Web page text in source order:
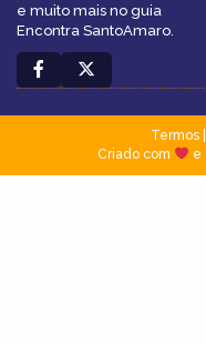
e muito mais no guia
Encontra SantoAmaro.
Termos|
Criado com
e